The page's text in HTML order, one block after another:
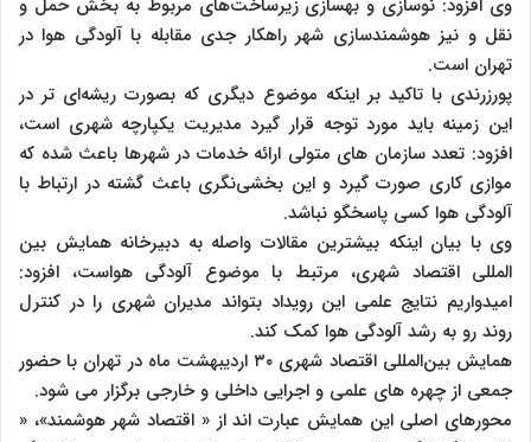
نقل و نیز هوشمندسازی شهر راهکار جدی مقابله با آلودگی هوا در
تهران است.
پورزرندی با تاکید بر اینکه موضوع دیگری که بصورت ریشه‌ای‌ تر در
این زمینه باید مورد توجه قرار گیرد مدیریت یکپارچه شهری است،
افزود: تعدد سازمان‌ های متولی ارائه خدمات در شهرها باعث شده که
موازی کاری صورت گیرد و این بخشی‌نگری باعث گشته در ارتباط با
آلودگی هوا کسی پاسخگو نباشد.
وی با بیان اینکه بیشترین مقالات واصله به دبیرخانه همایش بین
المللی اقتصاد شهری، مرتبط با موضوع آلودگی هواست، افزود:
امیدواریم نتایج علمی این رویداد بتواند مدیران شهری را در کنترل
روند رو به رشد آلودگی هوا کمک کند.
همایش بین‌المللی اقتصاد شهری ۳۰ اردیبهشت ماه در تهران با حضور
جمعی از چهره‌ های علمی و اجرایی داخلی و خارجی برگزار می شود.
محورهای اصلی این همایش عبارت اند از « اقتصاد شهر هوشمند»، «